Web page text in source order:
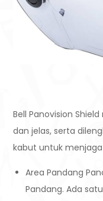
Bell Panovision
dan jelas, serta
kabut untuk
Area Pandang
Pandang. Ada